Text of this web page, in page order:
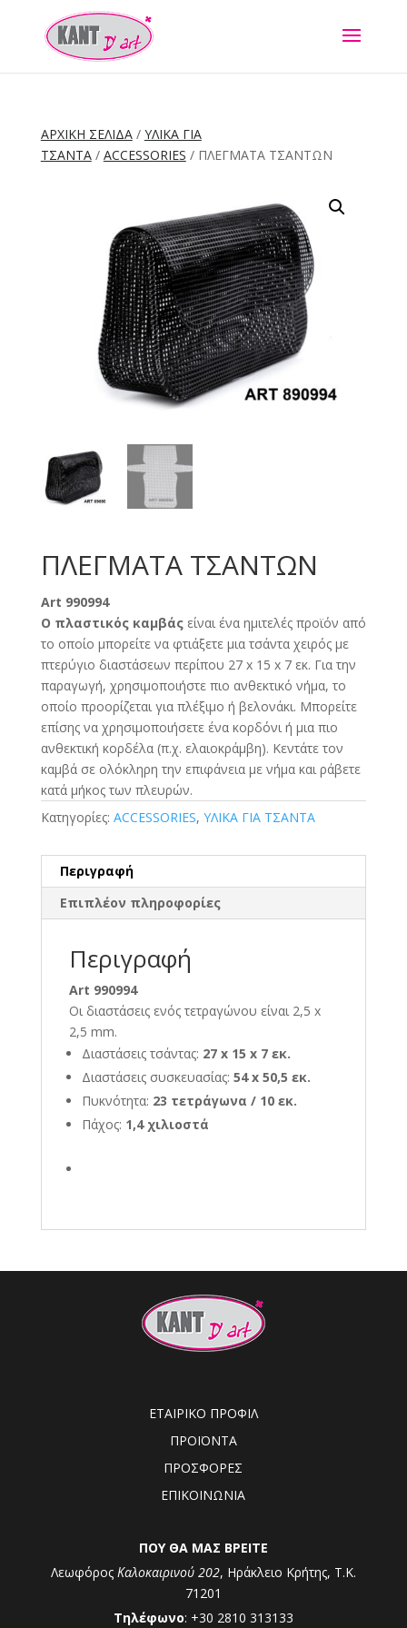
ΑΡΧΙΚΉ ΣΕΛΊΔΑ/ ΥΛΙΚΑ ΓΙΑ
ΤΣΑΝΤΑ/ ACCESSORIES / ΠΛΕΓΜΑΤΑ ΤΣΑΝΤΩΝ
ΠΛΕΓΜΑΤΑ ΤΣΑΝΤΩΝ
Art 990994
Ο πλαστικός καμβάςείναι ένα ημιτελές προϊόν από
το οποίο μπορείτε να φτιάξετε μια τσάντα χειρός με
πτερύγιο διαστάσεων περίπου 27 x 15 x 7 εκ. Για την
παραγωγή, χρησιμοποιήστε πιο ανθεκτικό νήμα, το
οποίο προορίζεται για πλέξιμο ή βελονάκι. Μπορείτε
επίσης να χρησιμοποιήσετε ένα κορδόνι ή μια πιο
ανθεκτική κορδέλα (π.χ. ελαιοκράμβη). Κεντάτε τον
καμβά σε ολόκληρη την επιφάνεια με νήμα και ράβετε
κατά μήκος των πλευρών.
Κατηγορίες: ACCESSORIES, ΥΛΙΚΑ ΓΙΑ ΤΣΑΝΤΑ
Περιγραφή
Επιπλέον πληροφορίες
Περιγραφή
Art 990994
Οι διαστάσεις ενός τετραγώνου είναι 2,5 x
2,5 mm.
Διαστάσεις τσάντας: 27 x 15 x 7 εκ.
Διαστάσεις συσκευασίας: 54 x 50,5 εκ.
Πυκνότητα: 23 τετράγωνα / 10 εκ.
Πάχος: 1,4 χιλιοστά
ΕΤΑΙΡΙΚΟ ΠΡΟΦΙΛ
ΠΡΟΪΟΝΤΑ
ΠΡΟΣΦΟΡΕΣ
ΕΠΙΚΟΙΝΩΝΙΑ
ΠΟΥ ΘΑ ΜΑΣ ΒΡΕΙΤΕ
Λεωφόρος Καλοκαιρινού 202, Ηράκλειο Κρήτης, Τ.Κ.
71201
Τηλέφωνο: +30 2810 313133